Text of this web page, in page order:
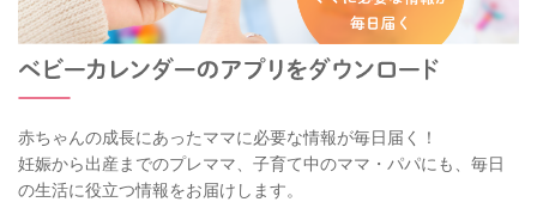
赤ちゃんの成長にあったママに必要な情報が毎日届く！
妊娠から出産までのプレママ、子育て中のママ・パパにも、毎日
の生活に役立つ情報をお届けします。